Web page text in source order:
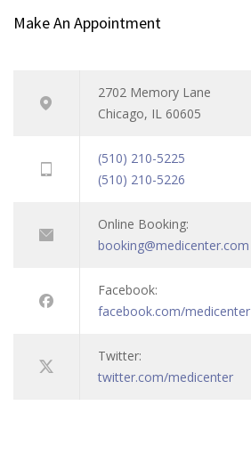
Make An Appointment
2702 Memory Lane
Chicago, IL 60605
(510) 210-5225
(510) 210-5226
Online Booking:
booking@medicenter.com
Facebook:
facebook.com/medicenter
Twitter:
twitter.com/medicenter